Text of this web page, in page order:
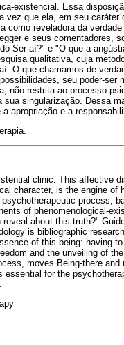
existencial. Essa
vez que ela, em seu
como reveladora da
e seus comentadores,
Ser-aí?" e "O que a
qualitativa, cuja
O que chamamos de
seu poder-ser
não restrita ao processo
singularização. Dessa
apropriação e a
clinic. This affective
character, is the engine of
process,
of phenomenological-
about this truth?"
is bibliographic
of this being: having
and the unveiling of
moves Being-there
for the